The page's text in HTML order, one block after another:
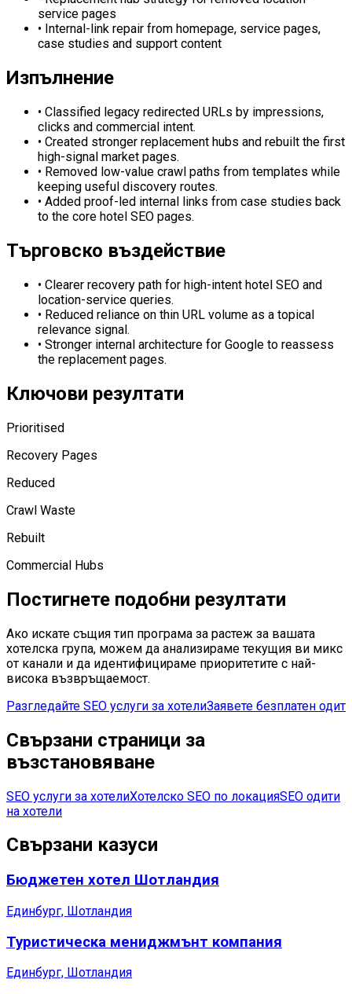
service pages
• Internal-link repair from homepage, service pages,
case studies and support content
Изпълнение
• Classified legacy redirected URLs by impressions,
clicks and commercial intent.
• Created stronger replacement hubs and rebuilt the first
high-signal market pages.
• Removed low-value crawl paths from templates while
keeping useful discovery routes.
• Added proof-led internal links from case studies back
to the core hotel SEO pages.
Търговско въздействие
• Clearer recovery path for high-intent hotel SEO and
location-service queries.
• Reduced reliance on thin URL volume as a topical
relevance signal.
• Stronger internal architecture for Google to reassess
the replacement pages.
Ключови резултати
Prioritised
Recovery Pages
Reduced
Crawl Waste
Rebuilt
Commercial Hubs
Постигнете подобни резултати
Ако искате същия тип програма за растеж за вашата
хотелска група, можем да анализираме текущия ви микс
от канали и да идентифицираме приоритетите с най-
висока възвръщаемост.
Разгледайте SEO услуги за хотелиЗаявете безплатен одит
Свързани страници за
възстановяване
SEO услуги за хотелиХотелско SEO по локацияSEO одити
на хотели
Свързани казуси
Бюджетен хотел Шотландия
Единбург, Шотландия
Туристическа мениджмънт компания
Единбург, Шотландия